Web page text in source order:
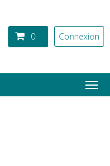
Connexion
0